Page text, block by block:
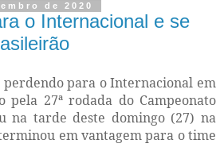
de 2020
o Internacional e se
perdendo para o Internacional em
pela 27ª rodada do Campeonato
na tarde deste domingo (27) na
em vantagem para o time